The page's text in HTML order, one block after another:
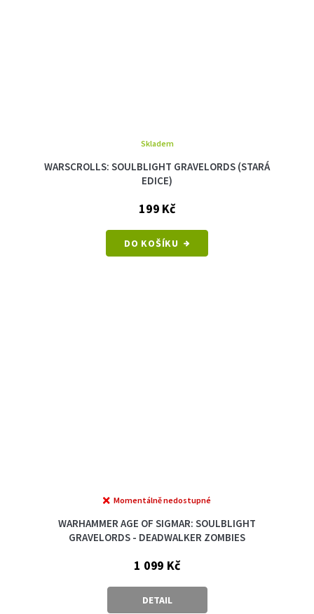
WARSCROLLS: SOULBLIGHT GRAVELORDS (STARÁ
EDICE)
Skladem
199 Kč
DO KOŠÍKU
WARHAMMER AGE OF SIGMAR: SOULBLIGHT
GRAVELORDS - DEADWALKER ZOMBIES
Momentálně nedostupné
1 099 Kč
DETAIL